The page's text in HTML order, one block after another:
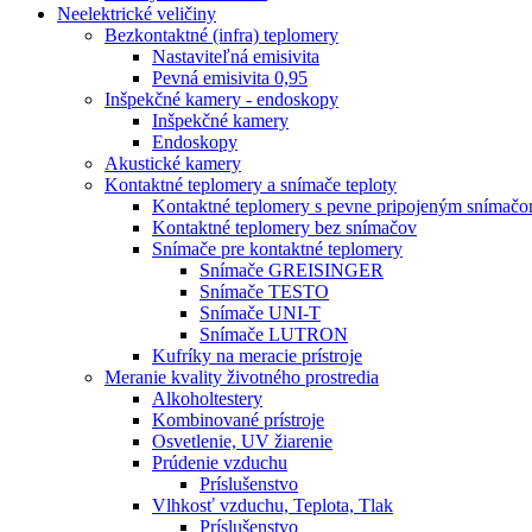
Neelektrické veličiny
Bezkontaktné (infra) teplomery
Nastaviteľná emisivita
Pevná emisivita 0,95
Inšpekčné kamery - endoskopy
Inšpekčné kamery
Endoskopy
Akustické kamery
Kontaktné teplomery a snímače teploty
Kontaktné teplomery s pevne pripojeným
Kontaktné teplomery bez snímačov
Snímače pre kontaktné teplomery
Snímače GREISINGER
Snímače TESTO
Snímače UNI-T
Snímače LUTRON
Kufríky na meracie prístroje
Meranie kvality životného prostredia
Alkoholtestery
Kombinované prístroje
Osvetlenie, UV žiarenie
Prúdenie vzduchu
Príslušenstvo
Vlhkosť vzduchu, Teplota, Tlak
Príslušenstvo